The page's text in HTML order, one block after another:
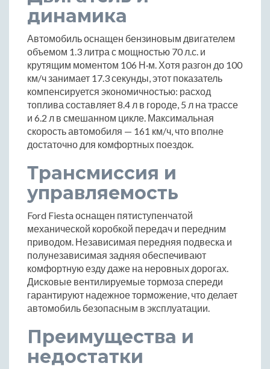
динамика
Автомобиль оснащен бензиновым двигателем
объемом 1.3 литра с мощностью 70 л.с. и
крутящим моментом 106 Н·м. Хотя разгон до 100
км/ч занимает 17.3 секунды, этот показатель
компенсируется экономичностью: расход
топлива составляет 8.4 л в городе, 5 л на трассе
и 6.2 л в смешанном цикле. Максимальная
скорость автомобиля — 161 км/ч, что вполне
достаточно для комфортных поездок.
Трансмиссия и
управляемость
Ford Fiesta оснащен пятиступенчатой
механической коробкой передач и передним
приводом. Независимая передняя подвеска и
полунезависимая задняя обеспечивают
комфортную езду даже на неровных дорогах.
Дисковые вентилируемые тормоза спереди
гарантируют надежное торможение, что делает
автомобиль безопасным в эксплуатации.
Преимущества и
недостатки